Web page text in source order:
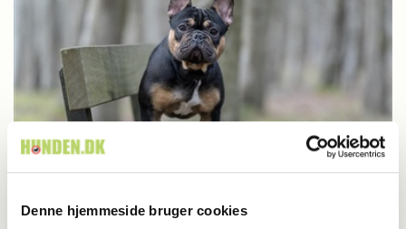
Denne hjemmeside bruger cookies